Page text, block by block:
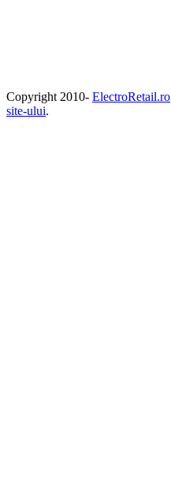
Copyright 2010- ElectroRetail.ro
site-ului.